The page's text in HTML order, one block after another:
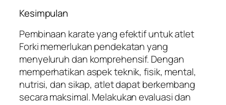
Kesimpulan
Pembinaan karate yang efektif untuk atlet
Forki memerlukan pendekatan yang
menyeluruh dan komprehensif. Dengan
memperhatikan aspek teknik, fisik, mental,
nutrisi, dan sikap, atlet dapat berkembang
secara maksimal. Melakukan evaluasi dan